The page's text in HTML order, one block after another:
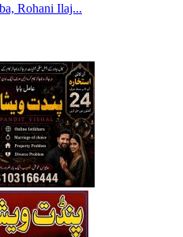
Rohani Ilaj...